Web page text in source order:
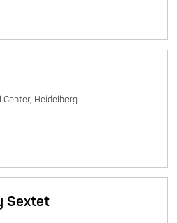
Heidelberg
Sextet